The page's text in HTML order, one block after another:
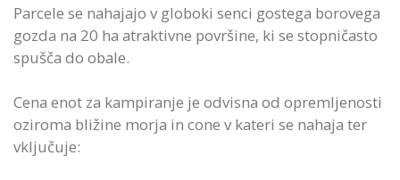
Parcele se nahajajo v globoki senci gostega borovega
gozda na 20 ha atraktivne površine, ki se stopničasto
spušča do obale.
Cena enot za kampiranje je odvisna od opremljenosti
oziroma bližine morja in cone v kateri se nahaja ter
vključuje: